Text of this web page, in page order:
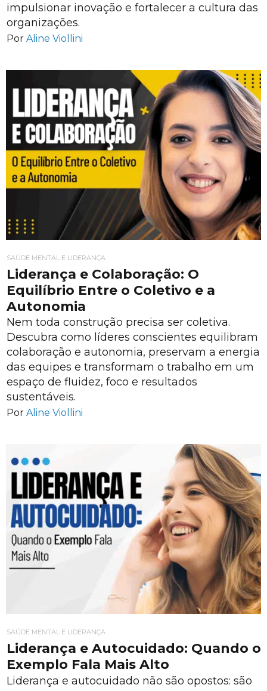
impulsionar inovação e fortalecer a cultura das
organizações.
Por Aline Viollini
SAÚDE MENTAL E LIDERANÇA
Liderança e Colaboração: O
Equilíbrio Entre o Coletivo e a
Autonomia
Nem toda construção precisa ser coletiva.
Descubra como líderes conscientes equilibram
colaboração e autonomia, preservam a energia
das equipes e transformam o trabalho em um
espaço de fluidez, foco e resultados
sustentáveis.
Por Aline Viollini
SAÚDE MENTAL E LIDERANÇA
Liderança e Autocuidado: Quando o
Exemplo Fala Mais Alto
Liderança e autocuidado não são opostos: são